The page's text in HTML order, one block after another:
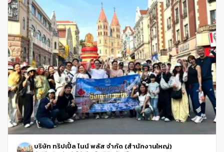
บริษัท ทริปเปิ้ล ไนน์ พลัส จำกัด (สำนักงานใหญ่)